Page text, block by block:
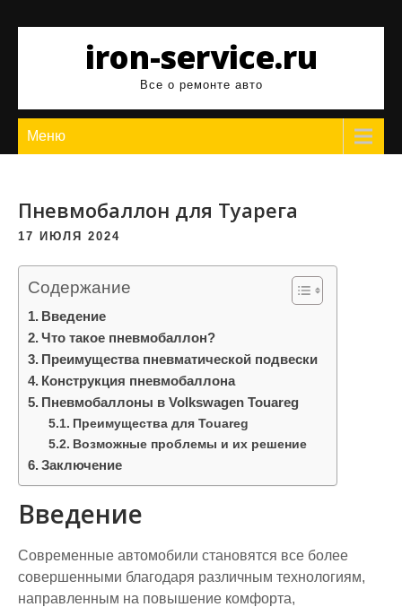
содержимомуiron-service.ru
Все о ремонте авто
Меню
Пневмобаллон для Туарега
17 ИЮЛЯ 2024
Содержание
Введение
Что такое пневмобаллон?
Преимущества пневматической подвески
Конструкция пневмобаллона
Пневмобаллоны в Volkswagen Touareg
Преимущества для Touareg
Возможные проблемы и их решение
Заключение
Введение
Современные автомобили становятся все более
совершенными благодаря различным технологиям,
направленным на повышение комфорта,